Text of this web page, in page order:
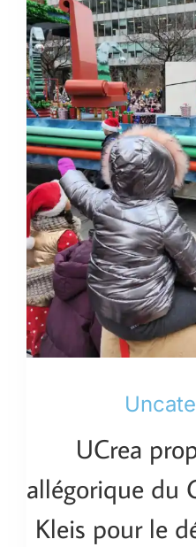
UCrea
allégorique du
Kleis pour le